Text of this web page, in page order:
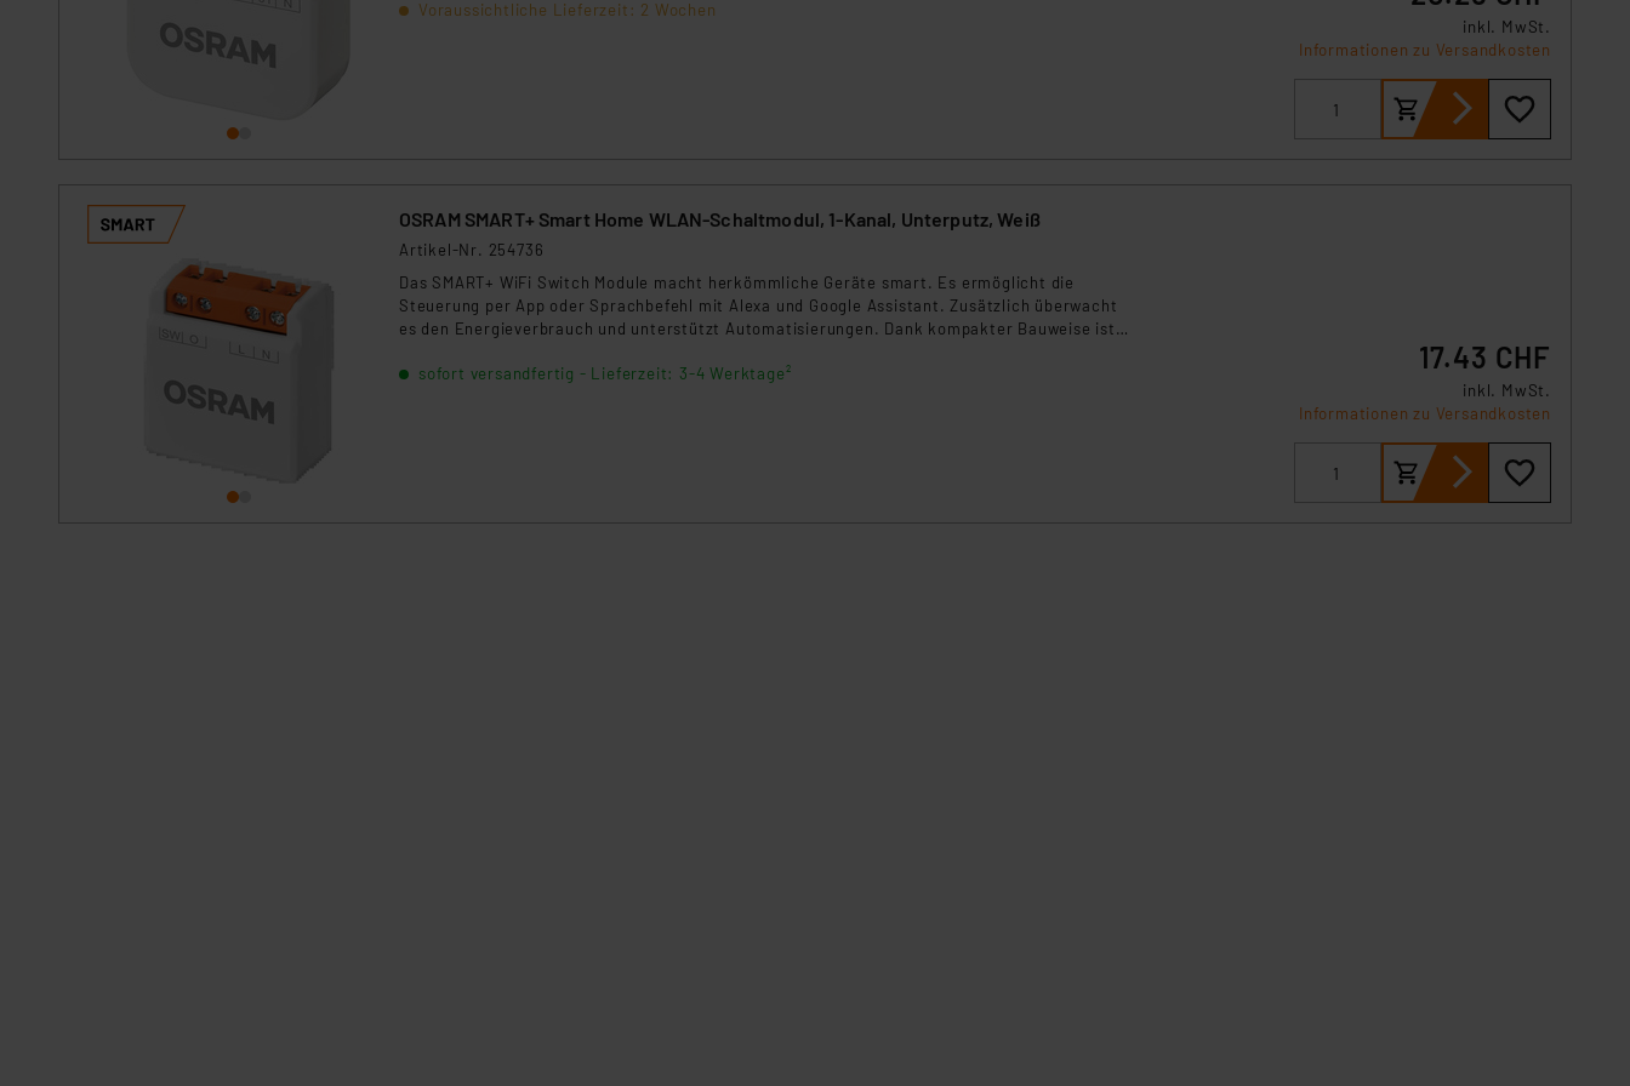
Voraussichtliche Lieferzeit: 2 Wochen
inkl. MwSt.
Informationen zu Versandkosten
OSRAM SMART+ Smart Home WLAN-Schaltmodul, 1-Kanal, Unterputz, Weiß
Artikel-Nr. 254736
Das SMART+ WiFi Switch Module macht herkömmliche Geräte smart. Es ermöglicht die
Steuerung per App oder Sprachbefehl mit Alexa und Google Assistant. Zusätzlich überwacht
es den Energieverbrauch und unterstützt Automatisierungen. Dank kompakter Bauweise ist
sofort versandfertig - Lieferzeit: 3-4 Werktage²
17.43 CHF
inkl. MwSt.
Informationen zu Versandkosten